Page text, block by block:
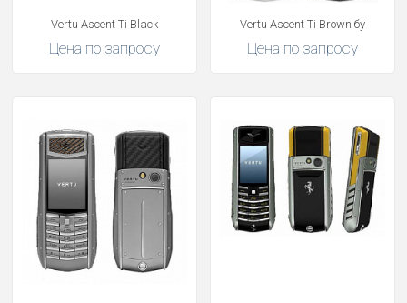
Vertu Ascent Ti Black
Цена по запросу
Vertu Ascent Ti Brown бу
Цена по запросу